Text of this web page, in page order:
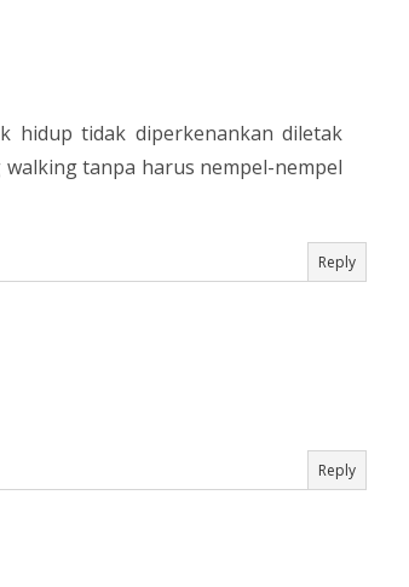
hidup tidak diperkenankan diletak
tanpa harus nempel-nempel
Reply
Reply